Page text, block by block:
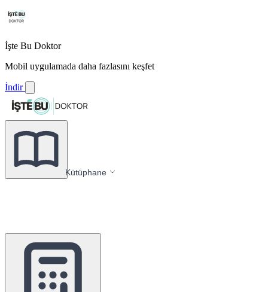
İşte Bu Doktor
Mobil uygulamada daha fazlasını keşfet
İndir
Kütüphane